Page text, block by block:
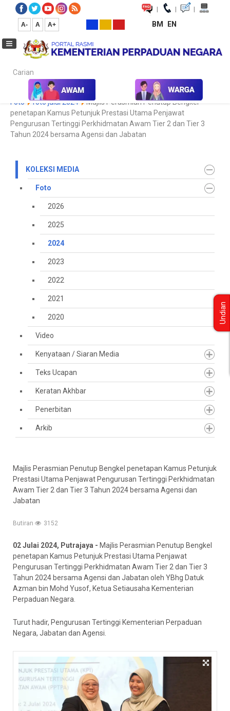
| | |
A- A A+ BM EN
Carian...
Laman Utama Media Koleksi Media Foto 2024
Galeri
Foto
foto julai 2024
Majlis Perasmian Penutup Bengkel
penetapan Kamus Petunjuk Prestasi Utama Penjawat
Pengurusan Tertinggi Perkhidmatan Awam Tier 2 dan Tier 3
Tahun 2024 bersama Agensi dan Jabatan
KOLEKSI MEDIA
Foto
2026
2025
2024
2023
2022
2021
2020
Video
Kenyataan / Siaran Media
Teks Ucapan
Keratan Akhbar
Penerbitan
Arkib
Majlis Perasmian Penutup Bengkel penetapan Kamus Petunjuk
Prestasi Utama Penjawat Pengurusan Tertinggi Perkhidmatan
Awam Tier 2 dan Tier 3 Tahun 2024 bersama Agensi dan
Jabatan
Butiran 3152
02 Julai 2024, Putrajaya - Majlis Perasmian Penutup Bengkel
penetapan Kamus Petunjuk Prestasi Utama Penjawat
Pengurusan Tertinggi Perkhidmatan Awam Tier 2 dan Tier 3
Tahun 2024 bersama Agensi dan Jabatan oleh YBhg Datuk
Azman bin Mohd Yusof, Ketua Setiausaha Kementerian
Perpaduan Negara.
Turut hadir, Pengurusan Tertinggi Kementerian Perpaduan
Negara, Jabatan dan Agensi.
Undian